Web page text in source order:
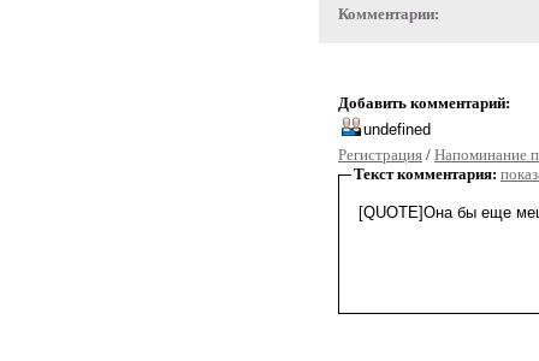
Комментарии:
Добавить комментарий:
Регистрация / Напоминание
Текст комментария: